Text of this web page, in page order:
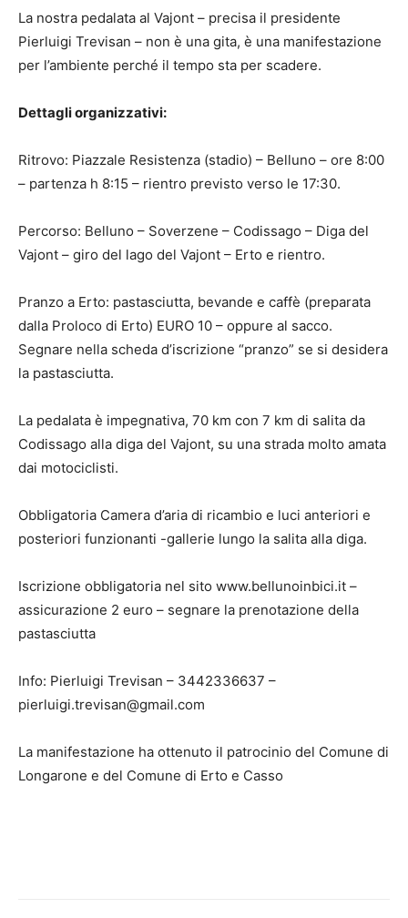
La nostra pedalata al Vajont – precisa il presidente
Pierluigi Trevisan – non è una gita, è una manifestazione
per l’ambiente perché il tempo sta per scadere.
Dettagli organizzativi:
Ritrovo: Piazzale Resistenza (stadio) – Belluno – ore 8:00
– partenza h 8:15 – rientro previsto verso le 17:30.
Percorso: Belluno – Soverzene – Codissago – Diga del
Vajont – giro del lago del Vajont – Erto e rientro.
Pranzo a Erto: pastasciutta, bevande e caffè (preparata
dalla Proloco di Erto) EURO 10 – oppure al sacco.
Segnare nella scheda d’iscrizione “pranzo” se si desidera
la pastasciutta.
La pedalata è impegnativa, 70 km con 7 km di salita da
Codissago alla diga del Vajont, su una strada molto amata
dai motociclisti.
Obbligatoria Camera d’aria di ricambio e luci anteriori e
posteriori funzionanti -gallerie lungo la salita alla diga.
Iscrizione obbligatoria nel sito www.bellunoinbici.it –
assicurazione 2 euro – segnare la prenotazione della
pastasciutta
Info: Pierluigi Trevisan – 3442336637 –
pierluigi.trevisan@gmail.com
La manifestazione ha ottenuto il patrocinio del Comune di
Longarone e del Comune di Erto e Casso